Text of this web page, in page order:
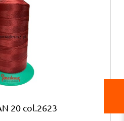
20 col.2623